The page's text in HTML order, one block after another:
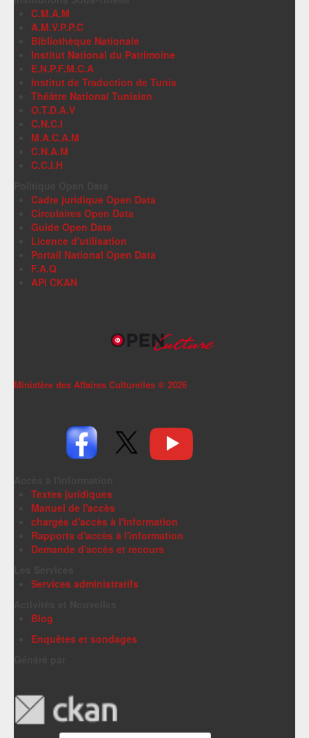
C.M.A.M
A.M.V.P.P.C
Bibliothèque Nationale
Institut National du Patrimoine
E.N.P.F.M.C.A
Institut de Traduction de Tunis
Théâtre National Tunisien
O.T.D.A.V
C.N.C.I
M.A.C.A.M
C.N.A.M
C.C.I.H
Cadre juridique Open Data
Circulaires Open Data
Guide Open Data
Licence d'utilisation
Portail National Open Data
F.A.Q
API CKAN
Ministère des Affaires Culturelles © 2026
Textes juridiques
Manuel de l'accès
chargés d'accès à l'information
Rapports d'accès à l'information
Demande d'accès et recours
Services administratifs
Blog
Enquêtes et sondages